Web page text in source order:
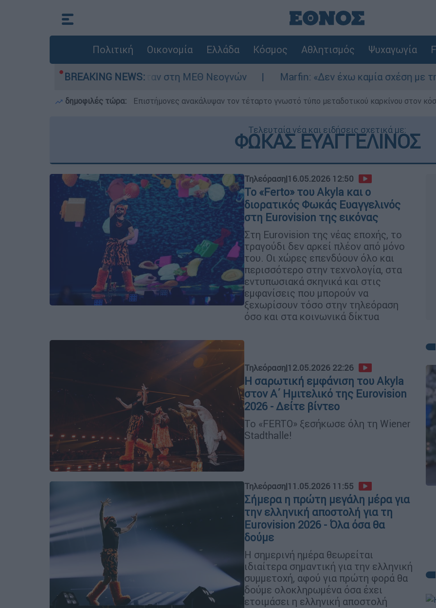
Πολιτική Οικονομία Ελλάδα Κόσμος Αθλητισμός Ψυχαγωγία
BREAKING NEWS:
- Νοσηλευόταν στη ΜΕΘ Νεογνών Marfin: «Δεν έχω καμία σχέση με την επίθεση»
δημοφιλές τώρα: Επιστήμονες ανακάλυψαν τον τέταρτο γνωστό τύπο μεταδοτικού καρκίνου στον
Τελευταία νέα και ειδήσεις σχετικά με:
ΦΩΚΑΣ ΕΥΑΓΓΕΛΙΝΟΣ
Τηλεόραση|16.05.2026 12:50
Το «Ferto» του Akyla και ο
διορατικός Φωκάς Ευαγγελινός
στη Eurovision της εικόνας
Στη Eurovision της νέας εποχής, το
τραγούδι δεν αρκεί πλέον από μόνο
του. Οι χώρες επενδύουν όλο και
περισσότερο στην τεχνολογία, στα
εντυπωσιακά σκηνικά και στις
εμφανίσεις που μπορούν να
ξεχωρίσουν τόσο στην τηλεόραση
όσο και στα κοινωνικά δίκτυα
Τηλεόραση|12.05.2026 22:26
Η σαρωτική εμφάνιση του Akyla
στον Α΄ Ημιτελικό της Eurovision
2026 - Δείτε βίντεο
Το «FERTO» ξεσήκωσε όλη τη Wiener
Stadthalle!
Τηλεόραση|11.05.2026 11:55
Σήμερα η πρώτη μεγάλη μέρα για
την ελληνική αποστολή για τη
Eurovision 2026 - Όλα όσα θα
δούμε
Η σημερινή ημέρα θεωρείται
ιδιαίτερα σημαντική για την ελληνική
συμμετοχή, αφού για πρώτη φορά θα
δούμε ολοκληρωμένα όσα έχει
ετοιμάσει η ελληνική αποστολή